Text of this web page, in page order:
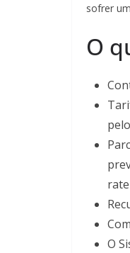
sofrer
O
O